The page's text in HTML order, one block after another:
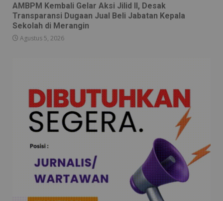
AMBPM Kembali Gelar Aksi Jilid II, Desak
Transparansi Dugaan Jual Beli Jabatan Kepala
Sekolah di Merangin
Agustus 5, 2026